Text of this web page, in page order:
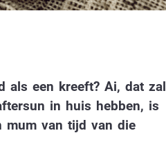
als een kreeft? Ai, dat zal
in huis hebben, is
mum van tijd van die